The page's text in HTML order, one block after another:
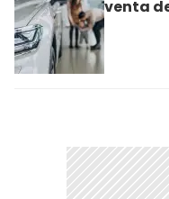
venta